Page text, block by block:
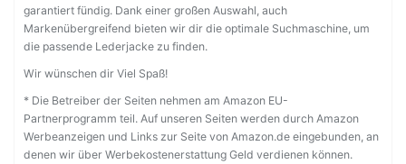
garantiert fündig. Dank einer großen Auswahl, auch
Markenübergreifend bieten wir dir die optimale Suchmaschine, um
die passende Lederjacke zu finden.
Wir wünschen dir Viel Spaß!
* Die Betreiber der Seiten nehmen am Amazon EU-
Partnerprogramm teil. Auf unseren Seiten werden durch Amazon
Werbeanzeigen und Links zur Seite von Amazon.de eingebunden, an
denen wir über Werbekostenerstattung Geld verdienen können.